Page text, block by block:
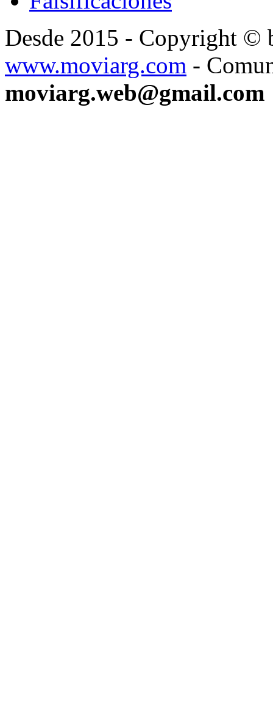
Desde 2015 - Copyright ©
www.moviarg.com -
moviarg.web@gmail.com